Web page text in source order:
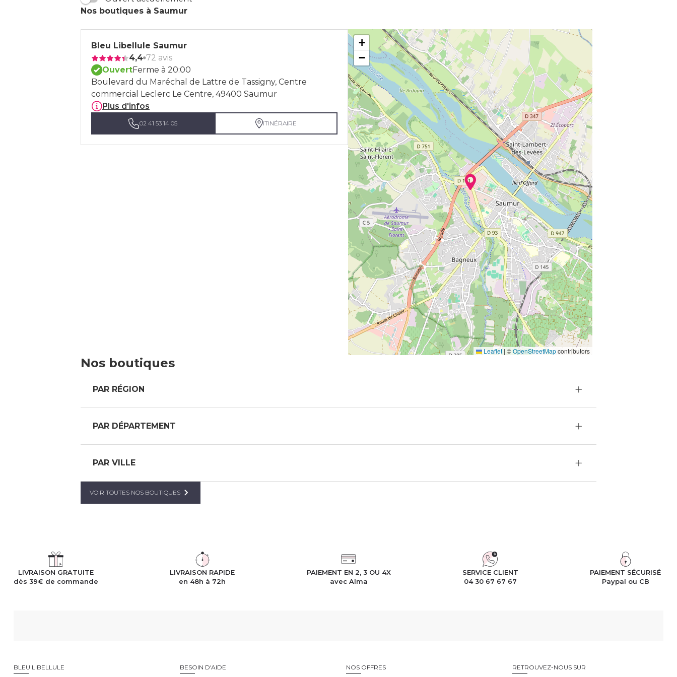
Nos boutiques à Saumur
Bleu Libellule Saumur
4,4 72 avis
OuvertFerme à 20:00
Boulevard du Maréchal de Lattre de Tassigny, Centre
commercial Leclerc Le Centre, 49400 Saumur
Plus d'infos
02 41 53 14 05 ITINÉRAIRE
+
−
Leaflet | ©OpenStreetMapcontributors
Nos boutiques
PAR RÉGION
PAR DÉPARTEMENT
PAR VILLE
VOIR TOUTES NOS BOUTIQUES
LIVRAISON GRATUITE
dès 39€ de commande
LIVRAISON RAPIDE
en 48h à 72h
PAIEMENT EN 2, 3 OU 4X
avec Alma
SERVICE CLIENT
04 30 67 67 67
PAIEMENT SÉCURISÉ
Paypal ou CB
BLEU LIBELLULE BESOIN D'AIDE NOS OFFRES RETROUVEZ-NOUS SUR